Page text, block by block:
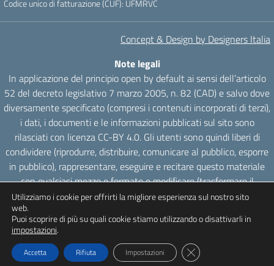
Codice unico di fatturazione (CUF): UFMRVC
Concept & Design by Designers Italia
Note legali
In applicazione del principio open by default ai sensi dell’articolo
52 del decreto legislativo 7 marzo 2005, n. 82 (CAD) e salvo dove
diversamente specificato (compresi i contenuti incorporati di terzi),
i dati, i documenti e le informazioni pubblicati sul sito sono
rilasciati con licenza CC-BY 4.0. Gli utenti sono quindi liberi di
condividere (riprodurre, distribuire, comunicare al pubblico, esporre
in pubblico), rappresentare, eseguire e recitare questo materiale
con qualsiasi mezzo e formato e modificare (trasformare il
materiale e utilizzarlo per opere derivate) per qualsiasi fine, anche
commerciale con il solo onere di attribuzione, senza apporre
restrizioni aggiuntive.
Utilizziamo i cookie per offrirti la migliore esperienza sul nostro sito
web.
Puoi scoprire di più su quali cookie stiamo utilizzando o disattivarli in
impostazioni.
Accetta Rifiuta Impostazioni Close GDPR Cookie